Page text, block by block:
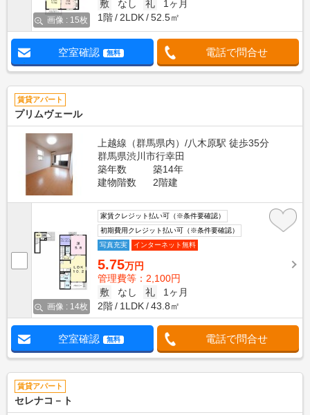
画像 : 15枚
敷
なし 礼
1ヶ月
1階
2LDK 52.5㎡
空室確認 無料 電話で問合せ
賃貸アパート
プリムヴェール
上越線（群馬県内）/八木原駅 徒歩35分
群馬県渋川市行幸田
築年数
築14年
建物階数
2階建
画像 : 14枚
家賃クレジット払い可（※条件要確認）
初期費用クレジット払い可（※条件要確認）
写真充実
インターネット無料
5.75万円
管理費等：2,100円
敷
なし 礼
1ヶ月
2階
1LDK 43.8㎡
空室確認 無料 電話で問合せ
賃貸アパート
セレナコ－ト